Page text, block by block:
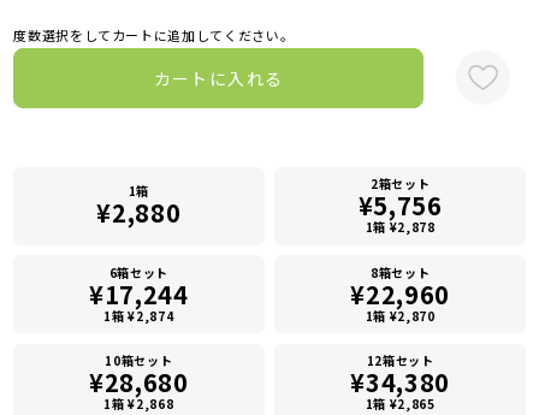
度数選択をしてカートに追加してください。
カートに入れる
1箱
¥2,880
2箱セット
¥5,756
1箱 ¥2,878
6箱セット
¥17,244
1箱 ¥2,874
8箱セット
¥22,960
1箱 ¥2,870
10箱セット
¥28,680
1箱 ¥2,868
12箱セット
¥34,380
1箱 ¥2,865